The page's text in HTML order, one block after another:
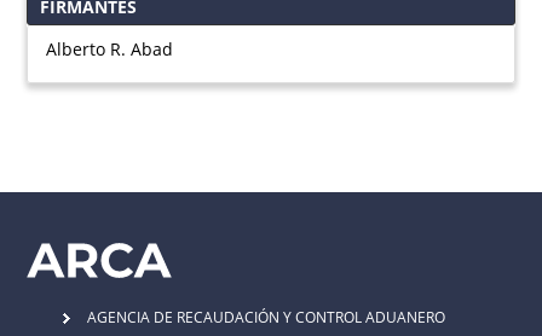
FIRMANTES
Alberto R. Abad
AGENCIA DE RECAUDACIÓN Y CONTROL ADUANERO